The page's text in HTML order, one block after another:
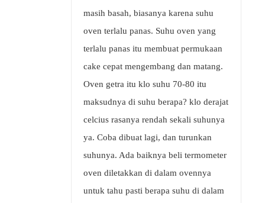
masih basah, biasanya karena suhu
oven terlalu panas. Suhu oven yang
terlalu panas itu membuat permukaan
cake cepat mengembang dan matang.
Oven getra itu klo suhu 70-80 itu
maksudnya di suhu berapa? klo derajat
celcius rasanya rendah sekali suhunya
ya. Coba dibuat lagi, dan turunkan
suhunya. Ada baiknya beli termometer
oven diletakkan di dalam ovennya
untuk tahu pasti berapa suhu di dalam